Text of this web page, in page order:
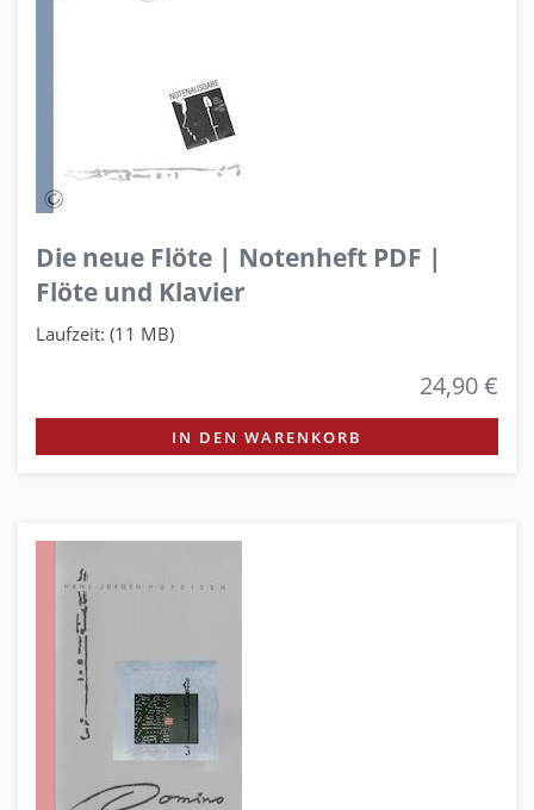
Die neue Flöte | Notenheft PDF |
Flöte und Klavier
Laufzeit: (11 MB)
24,90 €
IN DEN WARENKORB